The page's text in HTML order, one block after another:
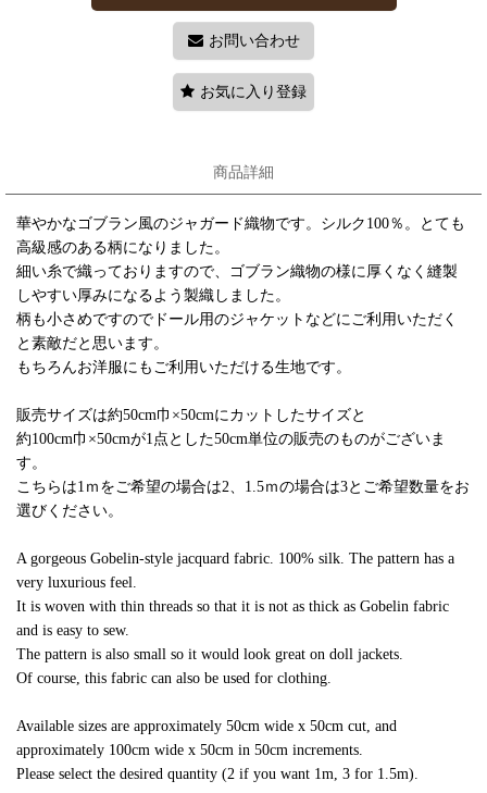
お問い合わせ
お気に入り登録
商品詳細
華やかなゴブラン風のジャガード織物です。シルク100％。とても
高級感のある柄になりました。
細い糸で織っておりますので、ゴブラン織物の様に厚くなく縫製
しやすい厚みになるよう製織しました。
柄も小さめですのでドール用のジャケットなどにご利用いただく
と素敵だと思います。
もちろんお洋服にもご利用いただける生地です。
販売サイズは約50cm巾×50cmにカットしたサイズと
約100cm巾×50cmが1点とした50cm単位の販売のものがございま
す。
こちらは1ｍをご希望の場合は2、1.5ｍの場合は3とご希望数量をお
選びください。
A gorgeous Gobelin-style jacquard fabric. 100% silk. The pattern has a
very luxurious feel.
It is woven with thin threads so that it is not as thick as Gobelin fabric
and is easy to sew.
The pattern is also small so it would look great on doll jackets.
Of course, this fabric can also be used for clothing.
Available sizes are approximately 50cm wide x 50cm cut, and
approximately 100cm wide x 50cm in 50cm increments.
Please select the desired quantity (2 if you want 1m, 3 for 1.5m).